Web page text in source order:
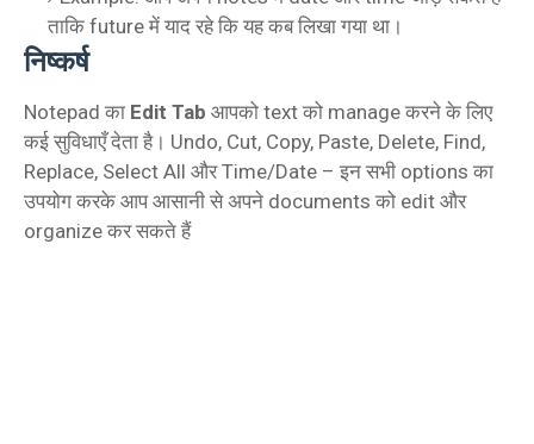
ताकि future में याद रहे कि यह कब लिखा गया था।
निष्कर्ष
Notepad का Edit Tab आपको text को manage करने के लिए
कई सुविधाएँ देता है। Undo, Cut, Copy, Paste, Delete, Find,
Replace, Select All और Time/Date – इन सभी options का
उपयोग करके आप आसानी से अपने documents को edit और
organize कर सकते हैं